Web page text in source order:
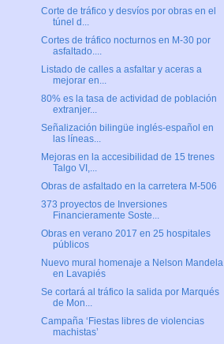
Corte de tráfico y desvíos por obras en el
túnel d...
Cortes de tráfico nocturnos en M-30 por
asfaltado....
Listado de calles a asfaltar y aceras a
mejorar en...
80% es la tasa de actividad de población
extranjer...
Señalización bilingüe inglés-español en
las líneas...
Mejoras en la accesibilidad de 15 trenes
Talgo VI,...
Obras de asfaltado en la carretera M-506
373 proyectos de Inversiones
Financieramente Soste...
Obras en verano 2017 en 25 hospitales
públicos
Nuevo mural homenaje a Nelson Mandela
en Lavapiés
Se cortará al tráfico la salida por Marqués
de Mon...
Campaña ‘Fiestas libres de violencias
machistas’